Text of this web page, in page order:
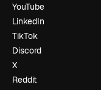
YouTube
LinkedIn
TikTok
Discord
X
Reddit